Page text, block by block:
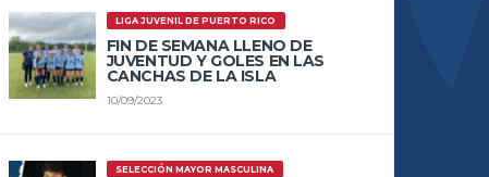
LIGA JUVENIL DE PUERTO RICO
FIN DE SEMANA LLENO DE
JUVENTUD Y GOLES EN LAS
CANCHAS DE LA ISLA
10/09/2023
SELECCIÓN MAYOR MASCULINA